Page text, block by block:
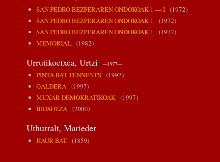
SAN PEDRO BEZPERAREN ONDOKOAK 1 — I(1972)
SAN PEDRO BEZPERAREN ONDOKOAK 1 (1972)
SAN PEDRO BEZPERAREN ONDOKOAK 1 (1972)
MEMORIAL(1982)
Urrutikoetxea, Urtzi —1977—
PINTA BAT TENNENTS(1997)
GALDERA(1997)
MUXAR DEMOKRATIKOAK(1997)
BIDXOTZA(2000)
Uthurralt, Marieder
HAUR BAT(1859)